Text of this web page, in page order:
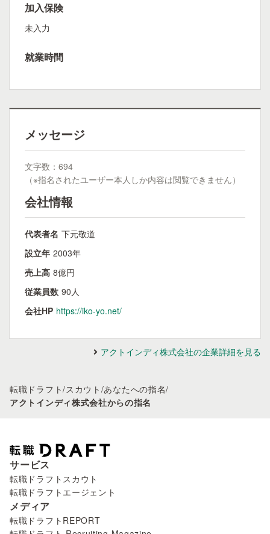
加入保険
未入力
就業時間
メッセージ
文字数：694
（※指名されたユーザー本人しか内容は閲覧できません）
会社情報
代表者名 下元敬道
設立年 2003年
売上高 8億円
従業員数 90人
会社HP https://iko-yo.net/
アクトインディ株式会社の企業詳細を見る
転職ドラフト/スカウト /あなたへの指名/
アクトインディ株式会社からの指名
サービス
転職ドラフトスカウト
転職ドラフトエージェント
メディア
転職ドラフトREPORT